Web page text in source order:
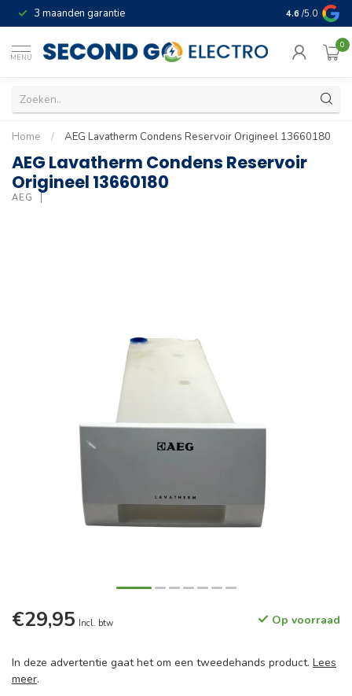
3 maanden garantie Geld terug
4.6 /5.0
MENU
0
Home / AEG Lavatherm Condens Reservoir Origineel 13660180
AEG Lavatherm Condens Reservoir
Origineel 13660180
AEG
€29,95 Incl. btw Op voorraad
In deze advertentie gaat het om een tweedehands product. Lees
meer.